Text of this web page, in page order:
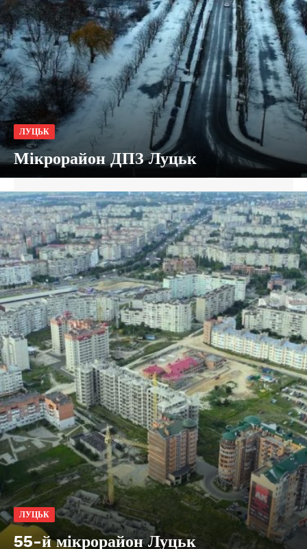
ЛУЦЬК
Мікрорайон ДПЗ Луцьк
ЛУЦЬК
55-й мікрорайон Луцьк